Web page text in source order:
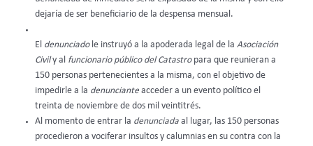
dejaría de ser beneficiario de la despensa mensual.
El denunciado le instruyó a la apoderada legal de la Asociación
Civily al funcionario público del Catastro para que reunieran a
150 personas pertenecientes a la misma, con el objetivo de
impedirle a la denuncianteacceder a un evento político el
treinta de noviembre de dos mil veintitrés.
Al momento de entrar la denunciada al lugar, las 150 personas
procedieron a vociferar insultos y calumnias en su contra con la